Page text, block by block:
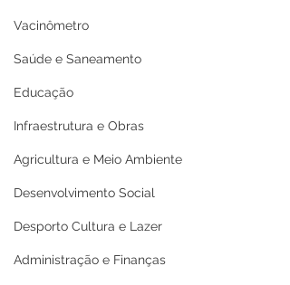
Vacinômetro
Saúde e Saneamento
Educação
Infraestrutura e Obras
Agricultura e Meio Ambiente
Desenvolvimento Social
Desporto Cultura e Lazer
Administração e Finanças